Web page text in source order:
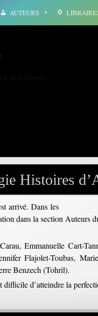
AUTEURS
Histoires
arrivé. Dans les
dans la section Auteurs
Emmanuelle Cart-
Flajolet-Toubas,
Benzech (Tohril).
difficile d’atteindre la